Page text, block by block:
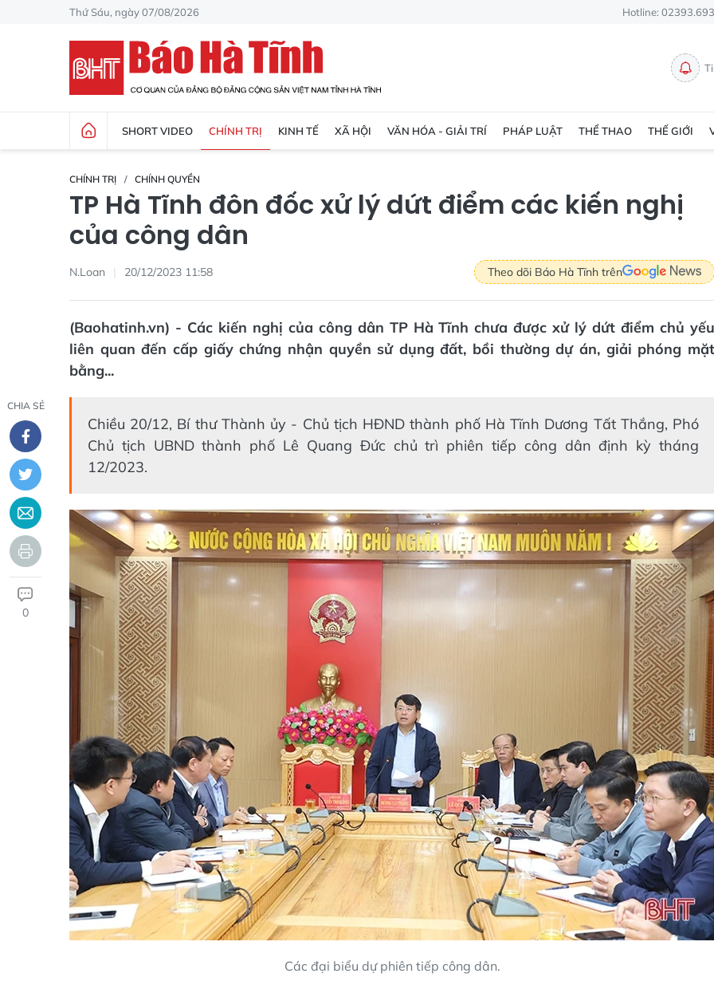
Thứ Sáu, ngày 07/08/2026 Hotline:
SHORT VIDEO CHÍNH TRỊ KINH TẾ XÃ HỘI VĂN HÓA - GIẢI TRÍ PHÁP LUẬT THỂ THAO THẾ GIỚI
CHÍNH TRỊ CHÍNH QUYỀN
TP Hà Tĩnh đôn đốc xử lý dứt điểm các kiến nghị
của công dân
N.Loan 20/12/2023 11:58 Theo dõi Báo Hà Tĩnh trên
(Baohatinh.vn) - Các kiến nghị của công dân TP Hà Tĩnh chưa được xử lý dứt điểm chủ yếu
liên quan đến cấp giấy chứng nhận quyền sử dụng đất, bồi thường dự án, giải phóng mặt
bằng...
CHIA SẺ
0
Chiều 20/12, Bí thư Thành ủy - Chủ tịch HĐND thành phố Hà Tĩnh Dương Tất Thắng, Phó
Chủ tịch UBND thành phố Lê Quang Đức chủ trì phiên tiếp công dân định kỳ tháng
12/2023.
Các đại biểu dự phiên tiếp công dân.